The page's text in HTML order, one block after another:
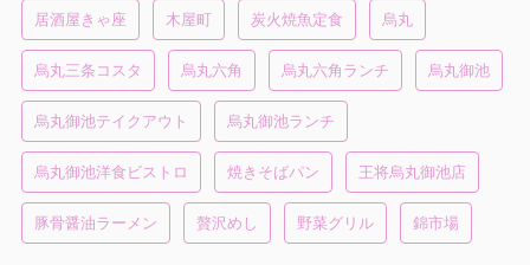
居酒屋きゃ座 木屋町 炭火焼魚定食 烏丸
烏丸三条コスタ 烏丸六角 烏丸六角ランチ 烏丸御池
烏丸御池テイクアウト 烏丸御池ランチ
烏丸御池洋食ビストロ 焼きそばパン 王将烏丸御池店
豚骨醤油ラーメン 贅沢めし 野菜グリル 錦市場